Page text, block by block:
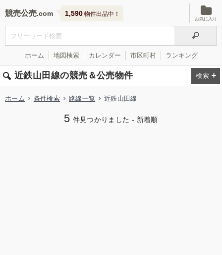
競売公売 1,590 物件出品中！
お気に入り
ホーム 地図検索 カレンダー 市区町村 ランキング
近鉄山田線の競売＆公売物件
ホーム 条件検索 路線一覧 近鉄山田線
5 件見つかりました - 新着順